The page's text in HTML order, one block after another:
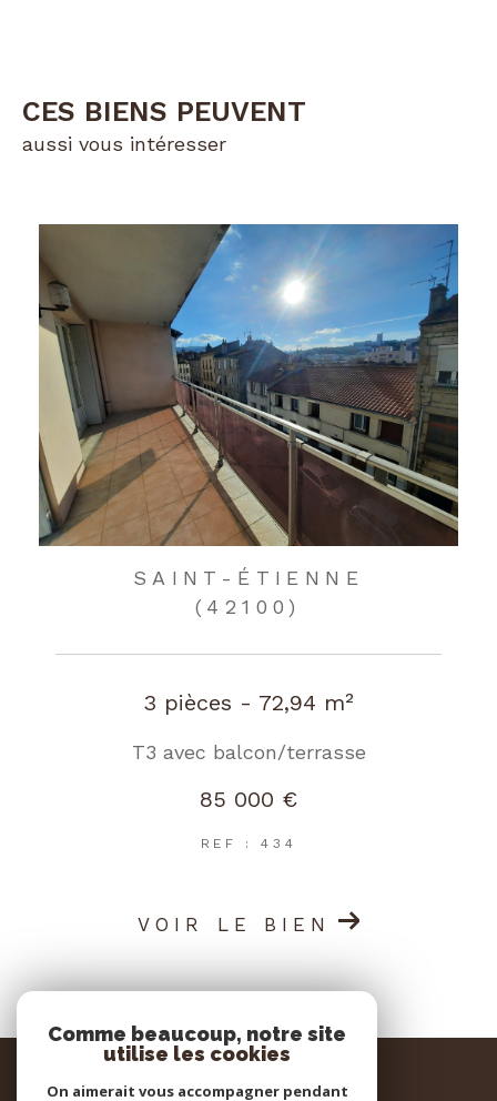
CES BIENS PEUVENT
aussi vous intéresser
SAINT-ÉTIENNE
(42100)
3 pièces - 72,94 m²
T3 avec balcon/terrasse
85 000 €
REF : 434
VOIR LE BIEN
Comme beaucoup, notre site
utilise les cookies
On aimerait vous accompagner pendant